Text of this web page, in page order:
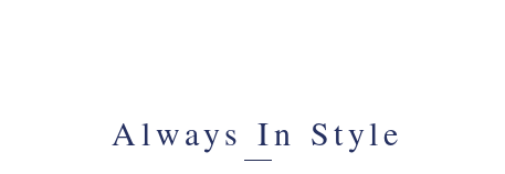
Always In Style